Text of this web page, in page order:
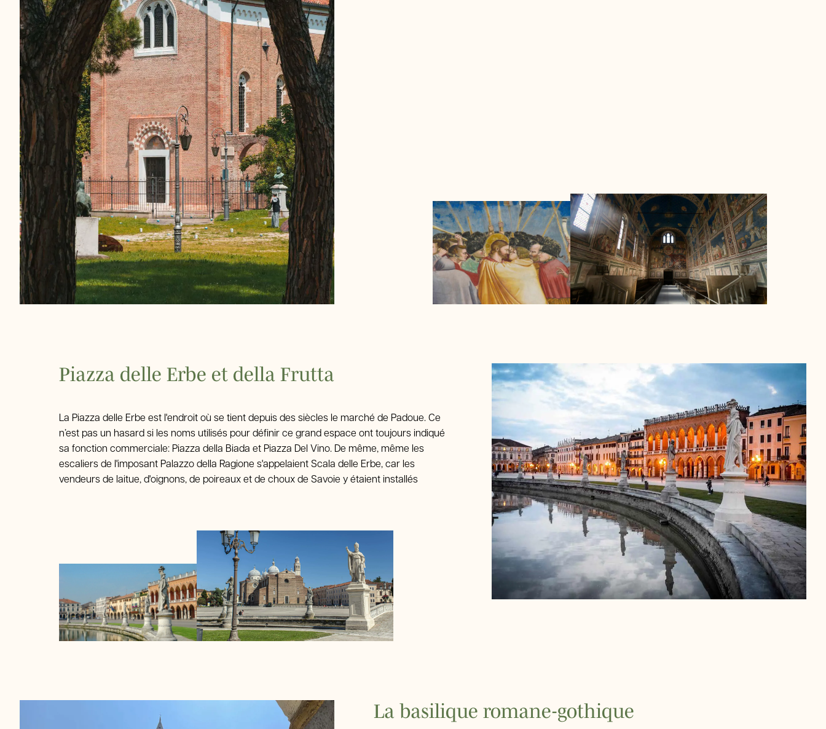
Piazza delle Erbe et della Frutta
La Piazza delle Erbe est l'endroit où se tient depuis des siècles le marché de Padoue. Ce
n’est pas un hasard si les noms utilisés pour définir ce grand espace ont toujours indiqué
sa fonction commerciale: Piazza della Biada et Piazza Del Vino. De même, même les
escaliers de l'imposant Palazzo della Ragione s'appelaient Scala delle Erbe, car les
vendeurs de laitue, d'oignons, de poireaux et de choux de Savoie y étaient installés
La basilique romane-gothique